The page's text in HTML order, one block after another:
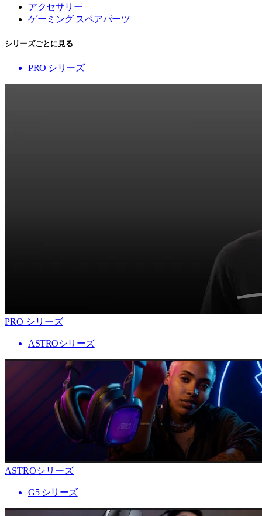
アクセサリー
ゲーミング スペアパーツ
シリーズごとに見る
PRO シリーズ
PRO シリーズ
ASTROシリーズ
ASTROシリーズ
G5 シリーズ